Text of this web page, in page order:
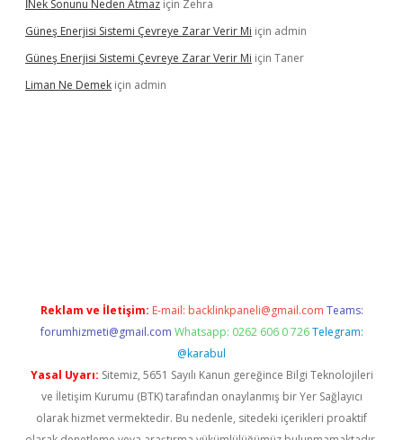
İNek Sonunu Neden Atmaz için Zehra
Güneş Enerjisi Sistemi Çevreye Zarar Verir Mi için admin
Güneş Enerjisi Sistemi Çevreye Zarar Verir Mi için Taner
Liman Ne Demek için admin
Reklam ve İletişim: E-mail: backlinkpaneli@gmail.com Teams:
forumhizmeti@gmail.com Whatsapp: 0262 606 0 726 Telegram:
@karabul
Yasal Uyarı: Sitemiz, 5651 Sayılı Kanun gereğince Bilgi Teknolojileri
ve İletişim Kurumu (BTK) tarafından onaylanmış bir Yer Sağlayıcı
olarak hizmet vermektedir. Bu nedenle, sitedeki içerikleri proaktif